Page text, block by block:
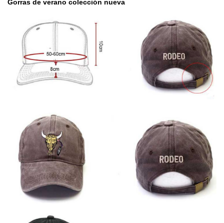
Gorras de verano colección nueva